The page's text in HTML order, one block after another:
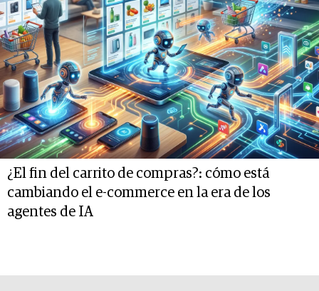
¿El fin del carrito de compras?: cómo está
cambiando el e-commerce en la era de los
agentes de IA